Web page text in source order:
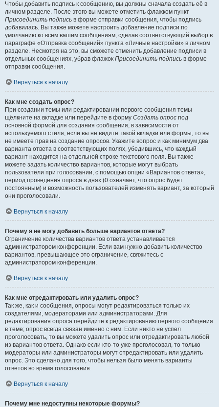
Чтобы добавить подпись к сообщению, вы должны сначала создать её в
личном разделе. После этого вы можете отметить флажком пункт
Присоединить подпись в форме отправки сообщения, чтобы подпись
добавилась. Вы также можете настроить добавление подписи по
умолчанию ко всем вашим сообщениям, сделав соответствующий выбор в
параграфе «Отправка сообщений» пункта «Личные настройки» в личном
разделе. Несмотря на это, вы сможете отменить добавление подписи в
отдельных сообщениях, убрав флажок Присоединить подпись в форме
отправки сообщения.
Вернуться к началу
Как мне создать опрос?
При создании темы или редактировании первого сообщения темы
щёлкните на вкладке или перейдите в форму Создать опрос под
основной формой для создания сообщения, в зависимости от
используемого стиля; если вы не видите такой вкладки или формы, то вы
не имеете прав на создание опросов. Укажите вопрос и как минимум два
варианта ответа в соответствующих полях, убедившись, что каждый
вариант находится на отдельной строке текстового поля. Вы также
можете задать количество вариантов, которые могут выбрать
пользователи при голосовании, с помощью опции «Вариантов ответа»,
период проведения опроса в днях (0 означает, что опрос будет
постоянным) и возможность пользователей изменять вариант, за который
они проголосовали.
Вернуться к началу
Почему я не могу добавить больше вариантов ответа?
Ограничение количества вариантов ответа устанавливается
администратором конференции. Если вам нужно добавить количество
вариантов, превышающее это ограничение, свяжитесь с
администратором конференции.
Вернуться к началу
Как мне отредактировать или удалить опрос?
Так же, как и сообщения, опросы могут редактироваться только их
создателями, модераторами или администраторами. Для
редактирования опроса перейдите к редактированию первого сообщения
в теме; опрос всегда связан именно с ним. Если никто не успел
проголосовать, то вы можете удалить опрос или отредактировать любой
из вариантов ответа. Однако если кто-то уже проголосовал, то только
модераторы или администраторы могут отредактировать или удалить
опрос. Это сделано для того, чтобы нельзя было менять варианты
ответов во время голосования.
Вернуться к началу
Почему мне недоступны некоторые форумы?